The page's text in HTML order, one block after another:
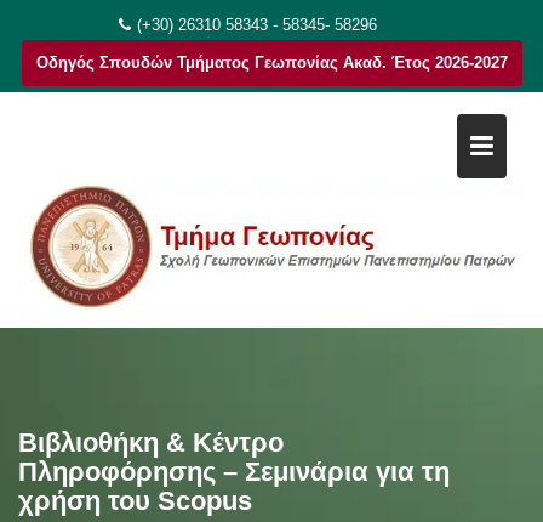
στο
περιεχόμενο
(+30) 26310 58343 - 58345- 58296
Οδηγός Σπουδών Τμήματος Γεωπονίας Ακαδ. Έτος 2026-2027
Βιβλιοθήκη & Κέντρο
Πληροφόρησης – Σεμινάρια για τη
χρήση του Scopus